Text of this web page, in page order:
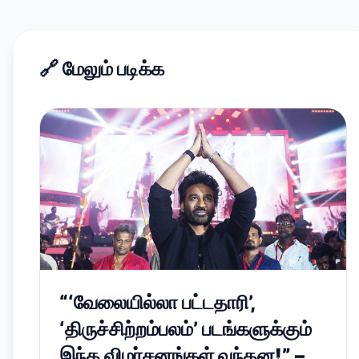
🔗மேலும் படிக்க
“‘வேலையில்லா பட்டதாரி’,
‘திருச்சிற்றம்பலம்’ படங்களுக்கும்